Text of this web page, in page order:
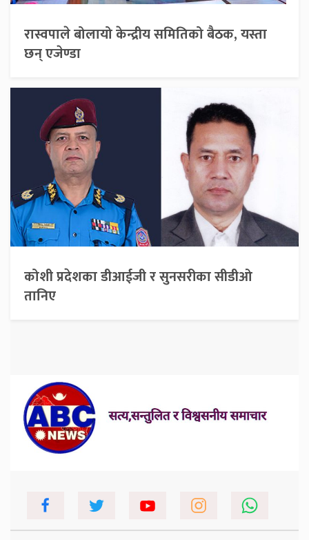
रास्वपाले बोलायो केन्द्रीय समितिको बैठक, यस्ता
छन् एजेण्डा
कोशी प्रदेशका डीआईजी र सुनसरीका सीडीओ
तानिए